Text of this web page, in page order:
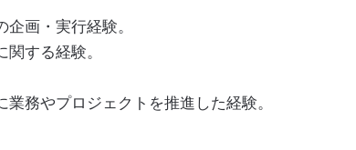
画・実行経験。
する経験。
務やプロジェクトを推進した経験。